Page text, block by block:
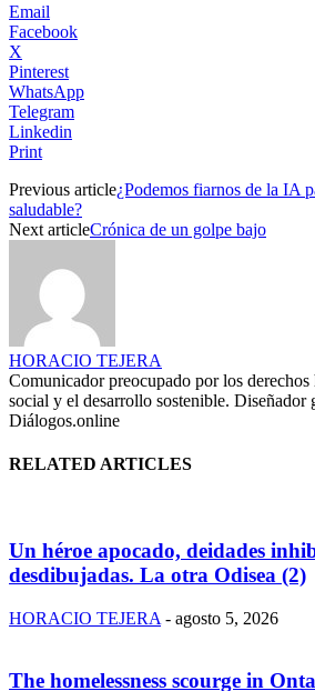
Email
Facebook
X
Pinterest
WhatsApp
Telegram
Linkedin
Print
Previous article¿Podemos fiarnos de la IA
saludable?
Next articleCrónica de un golpe bajo
HORACIO TEJERA
Comunicador preocupado por los derechos
social y el desarrollo sostenible. Diseñador
Diálogos.online
RELATED ARTICLES
Un héroe apocado, deidades
desdibujadas. La otra Odisea (2)
HORACIO TEJERA - agosto 5, 2026
The homelessness scourge in